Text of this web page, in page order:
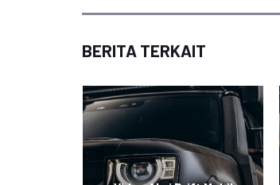
BERITA TERKAIT